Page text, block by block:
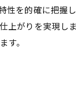
性を的確に把握
上がりを実現し
。